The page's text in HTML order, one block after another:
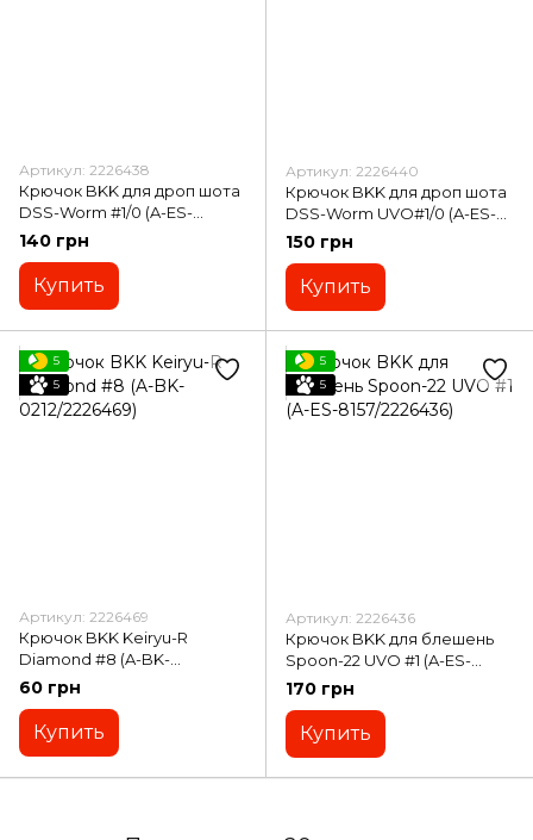
Артикул: 2226438
Крючок BKK для дроп шота
DSS-Worm #1/0 (A-ES-
8334/2226438)
140 грн
Купить
Артикул: 2226440
Крючок BKK для дроп шота
DSS-Worm UVO#1/0 (A-ES-
8344/2226440)
150 грн
Купить
5
5
Артикул: 2226469
Крючок BKK Keiryu-R
Diamond #8 (A-BK-
0212/2226469)
60 грн
Купить
5
5
Артикул: 2226436
Крючок BKK для блешень
Spoon-22 UVO #1 (A-ES-
8157/2226436)
170 грн
Купить